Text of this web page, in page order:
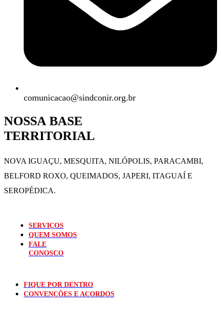
comunicacao@sindconir.org.br
NOSSA BASE
TERRITORIAL
NOVA IGUAÇU, MESQUITA, NILÓPOLIS, PARACAMBI,
BELFORD ROXO, QUEIMADOS, JAPERI, ITAGUAÍ E
SEROPÉDICA.
SERVIÇOS
QUEM SOMOS
FALE
CONOSCO
FIQUE POR DENTRO
CONVENÇÕES E ACORDOS